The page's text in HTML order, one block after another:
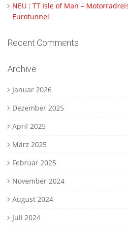
NEU : TT Isle of Man –
Eurotunnel
Recent Comments
Archive
Januar 2026
Dezember 2025
April 2025
März 2025
Februar 2025
November 2024
August 2024
Juli 2024